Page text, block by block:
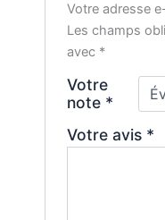
Votre adresse
Les champs
avec *
Votre
note *
Votre avis *